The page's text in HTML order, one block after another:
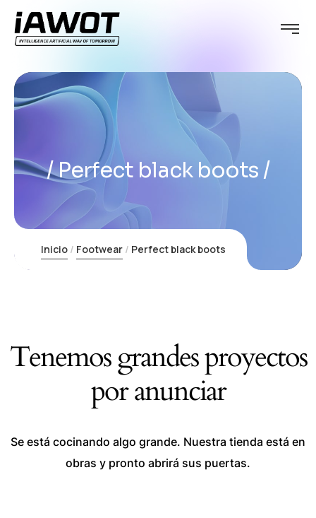
Perfect black boots
Inicio Footwear Perfect black boots
Tenemos grandes proyectos
por anunciar
Se está cocinando algo grande. Nuestra tienda está en
obras y pronto abrirá sus puertas.